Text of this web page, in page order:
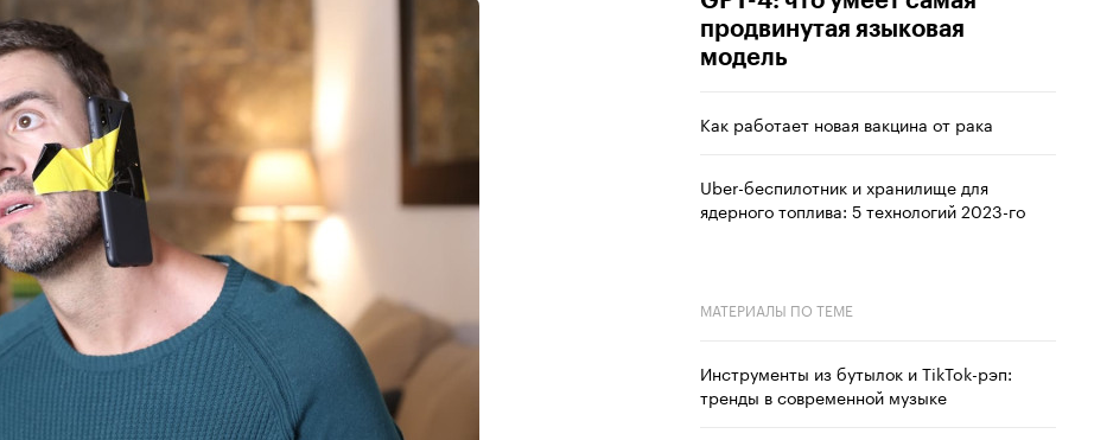
продвинутая языковая
модель
Как работает новая вакцина от рака
Uber-беспилотник и хранилище для
ядерного топлива: 5 технологий 2023-го
МАТЕРИАЛЫ ПО ТЕМЕ
Инструменты из бутылок и TikTok-рэп:
тренды в современной музыке